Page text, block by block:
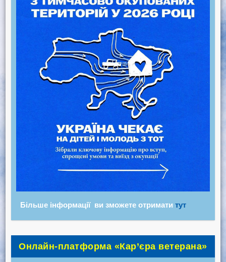
Більше інформації ви зможете отримати тут
Онлайн-платформа «Кар’єра ветерана»